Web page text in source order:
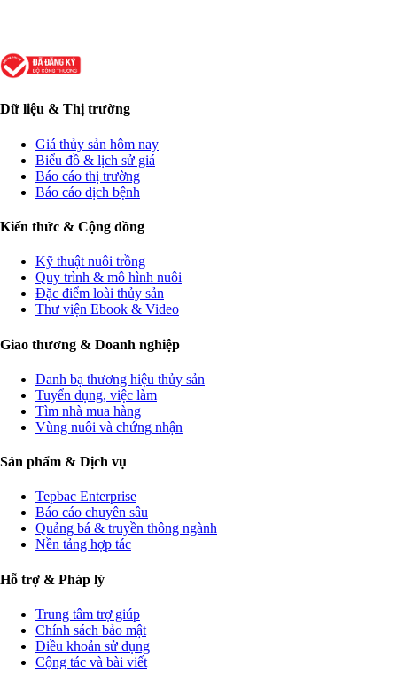
Dữ liệu & Thị trường
Giá thủy sản hôm nay
Biểu đồ & lịch sử giá
Báo cáo thị trường
Báo cáo dịch bệnh
Kiến thức & Cộng đồng
Kỹ thuật nuôi trồng
Quy trình & mô hình nuôi
Đặc điểm loài thủy sản
Thư viện Ebook & Video
Giao thương & Doanh nghiệp
Danh bạ thương hiệu thủy sản
Tuyển dụng, việc làm
Tìm nhà mua hàng
Vùng nuôi và chứng nhận
Sản phẩm & Dịch vụ
Tepbac Enterprise
Báo cáo chuyên sâu
Quảng bá & truyền thông ngành
Nền tảng hợp tác
Hỗ trợ & Pháp lý
Trung tâm trợ giúp
Chính sách bảo mật
Điều khoản sử dụng
Cộng tác và bài viết